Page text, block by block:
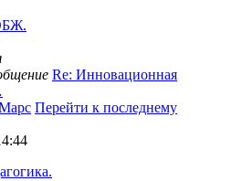
Re: Инновационная
Перейти к последнему